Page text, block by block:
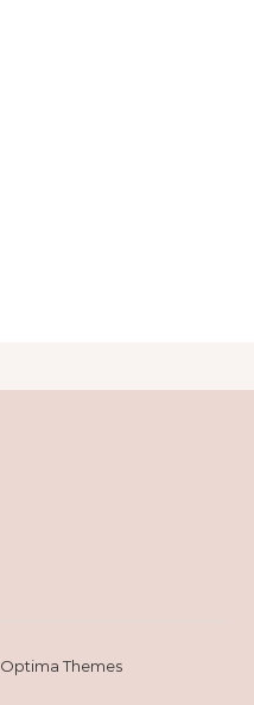
Optima Themes